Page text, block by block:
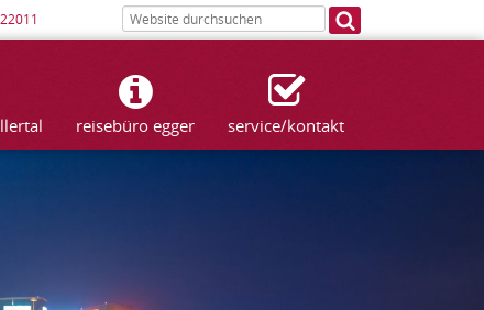
reisebüro egger service/kontakt